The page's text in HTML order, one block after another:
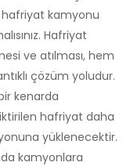
hafriyat kamyonu
Hafriyat
ve atılması, hem
çözüm yoludur.
kenarda
hafriyat daha
yüklenecektir.
kamyonlara